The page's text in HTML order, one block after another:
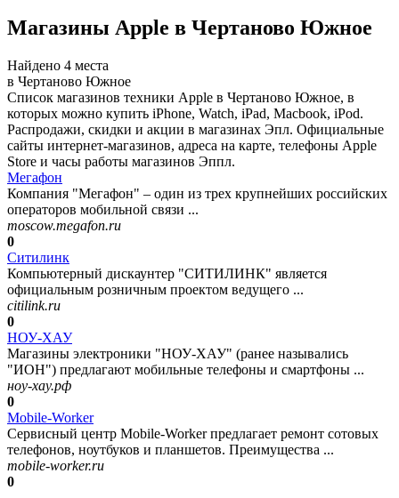
Магазины Apple в Чертаново Южное
Найдено 4 места
в Чертаново Южное
Список магазинов техники Apple в Чертаново Южное, в
которых можно купить iPhone, Watch, iPad, Macbook, iPod.
Распродажи, скидки и акции в магазинах Эпл. Официальные
сайты интернет-магазинов, адреса на карте, телефоны Apple
Store и часы работы магазинов Эппл.
Мегафон
Компания "Мегафон" – один из трех крупнейших российских
операторов мобильной связи ...
moscow.megafon.ru
0
Ситилинк
Компьютерный дискаунтер "СИТИЛИНК" является
официальным розничным проектом ведущего ...
citilink.ru
0
НОУ-ХАУ
Магазины электроники "НОУ-ХАУ" (ранее назывались
"ИОН") предлагают мобильные телефоны и смартфоны ...
ноу-хау.рф
0
Mobile-Worker
Сервисный центр Mobile-Worker предлагает ремонт сотовых
телефонов, ноутбуков и планшетов. Преимущества ...
mobile-worker.ru
0